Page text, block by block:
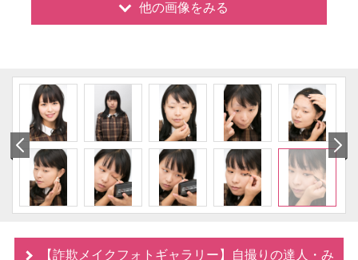
他の画像をみる
【詐欺メイクフォトギャラリー】自撮りの達人・み